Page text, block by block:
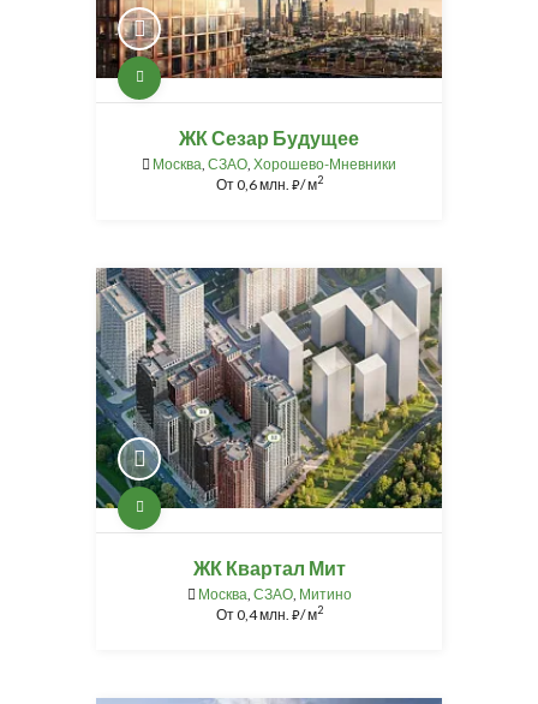
ЖК Сезар Будущее
Москва СЗАО Хорошево-Мневники
От0,6 млн. ⃏/ м2
ЖК Квартал Мит
Москва СЗАО, Митино
От0,4 млн. ⃏/ м2